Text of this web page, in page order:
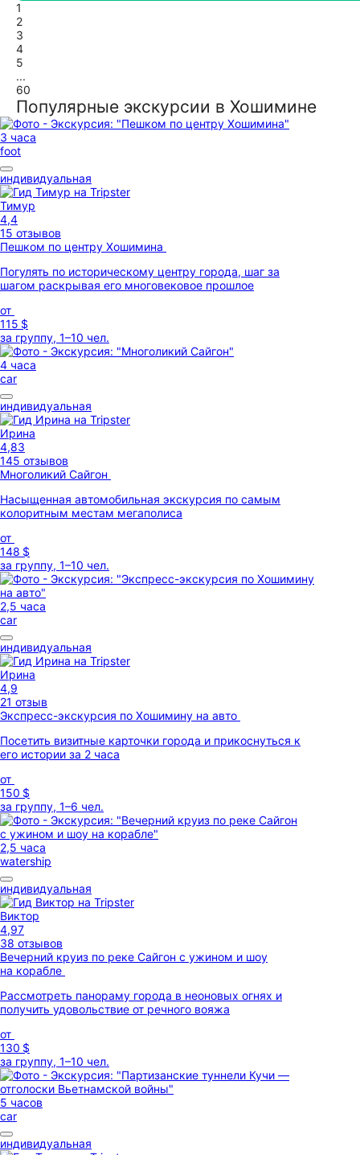
1
2
3
4
5
...
60
Популярные экскурсии в Хошимине
3 часа
foot
индивидуальная
Тимур
4,4
15 отзывов
Пешком по центру Хошимина
Погулять по историческому центру города, шаг за
шагом раскрывая его многовековое прошлое
от
115 $
за группу, 1–10 чел.
4 часа
car
индивидуальная
Ирина
4,83
145 отзывов
Многоликий Сайгон
Насыщенная автомобильная экскурсия по самым
колоритным местам мегаполиса
от
148 $
за группу, 1–10 чел.
2,5 часа
car
индивидуальная
Ирина
4,9
21 отзыв
Экспресс-экскурсия по Хошимину на авто
Посетить визитные карточки города и прикоснуться к
его истории за 2 часа
от
150 $
за группу, 1–6 чел.
2,5 часа
watership
индивидуальная
Виктор
4,97
38 отзывов
Вечерний круиз по реке Сайгон с ужином и шоу
на корабле
Рассмотреть панораму города в неоновых огнях и
получить удовольствие от речного вояжа
от
130 $
за группу, 1–10 чел.
5 часов
car
индивидуальная